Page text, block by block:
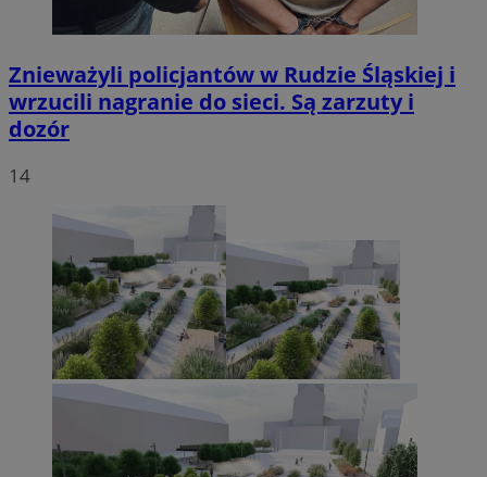
Znieważyli policjantów w Rudzie Śląskiej i
wrzucili nagranie do sieci. Są zarzuty i
dozór
14